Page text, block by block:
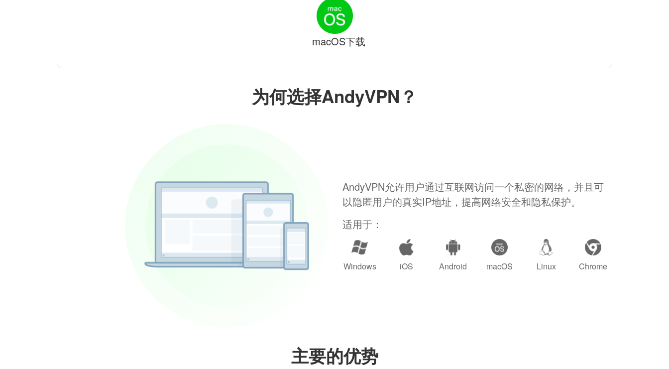
为何选择AndyVPN？
AndyVPN允许用户通过互联网访问一个私密的网络，并且可
以隐匿用户的真实IP地址，提高网络安全和隐私保护。
适用于：
Windows iOS Android macOS Linux Chrome
主要的优势
macOS下载